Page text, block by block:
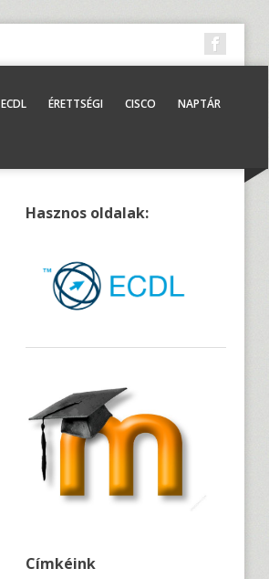
ECDL ÉRETTSÉGI CISCO NAPTÁR
Hasznos oldalak:
Címkéink